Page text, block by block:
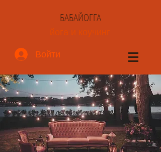
БАБАЙОГГА
йога и коучинг
Войти